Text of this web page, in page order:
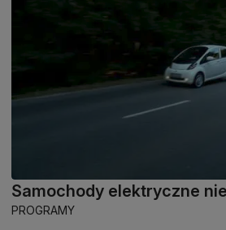
Samochody elektryczne
PROGRAMY